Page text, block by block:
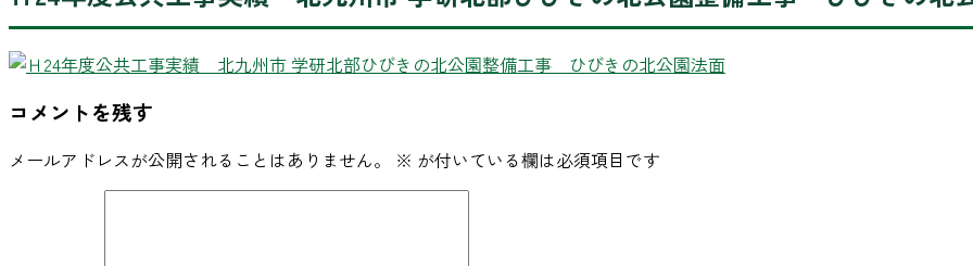
コメントを残す
メールアドレスが公開されることはありません。 ※ が付いている欄は必須項目です